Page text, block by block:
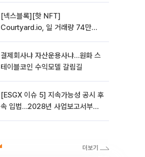
[넥스블록][핫 NFT]
Courtyard.io, 일 거래량 74만
결제회사냐 자산운용사냐…원화 스
테이블코인 수익모델 갈림길
[ESGX 이슈 5] 지속가능성 공시 후
속 입법…2028년 사업보고서부터